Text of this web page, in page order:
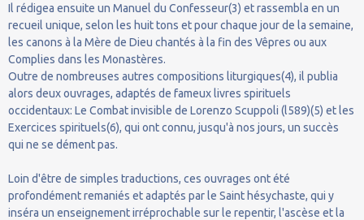
Il rédigea ensuite un Manuel du Confesseur(3) et rassembla en un
recueil unique, selon les huit tons et pour chaque jour de la semaine,
les canons à la Mère de Dieu chantés à la fin des Vêpres ou aux
Complies dans les Monastères.
Outre de nombreuses autres compositions liturgiques(4), il publia
alors deux ouvrages, adaptés de fameux livres spirituels
occidentaux: Le Combat invisible de Lorenzo Scuppoli (l589)(5) et les
Exercices spirituels(6), qui ont connu, jusqu'à nos jours, un succès
qui ne se dément pas.
Loin d'être de simples traductions, ces ouvrages ont été
profondément remaniés et adaptés par le Saint hésychaste, qui y
inséra un enseignement irréprochable sur le repentir, l'ascèse et la